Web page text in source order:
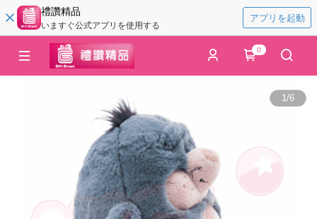
禮讚精品
いますぐ公式アプリを使用する
アプリを起動
0
1/6